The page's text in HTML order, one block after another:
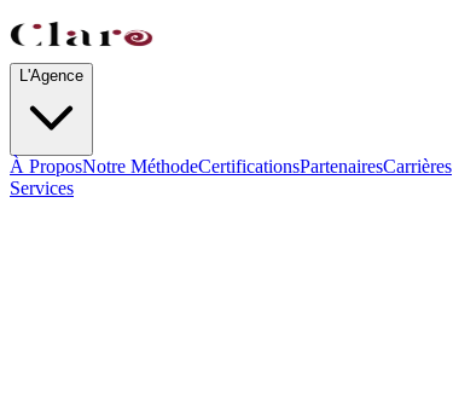
L'Agence
À ProposNotre MéthodeCertificationsPartenairesCarrières
Services